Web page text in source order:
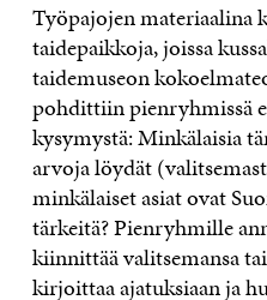
Työpajojen materiaalina
taidepaikkoja, joissa
taidemuseon
pohdittiin pienryhmissä
kysymystä: Minkälaisia
arvoja löydät
minkälaiset asiat ovat
tärkeitä? Pienryhmille
kiinnittää valitsemansa
kirjoittaa ajatuksiaan ja